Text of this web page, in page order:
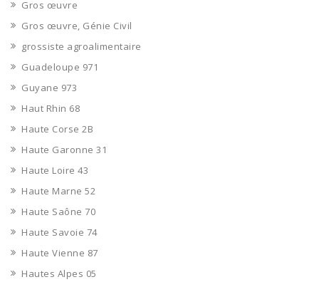
Gros œuvre
Gros œuvre, Génie Civil
grossiste agroalimentaire
Guadeloupe 971
Guyane 973
Haut Rhin 68
Haute Corse 2B
Haute Garonne 31
Haute Loire 43
Haute Marne 52
Haute Saône 70
Haute Savoie 74
Haute Vienne 87
Hautes Alpes 05